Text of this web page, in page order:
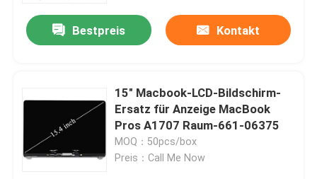
Haus
Produkte
Bestpreis Kontakt
15" Macbook-LCD-Bildschirm-
Ersatz für Anzeige MacBook
Pros A1707 Raum-661-06375
MOQ：50pcs/box
Preis：Call Me Now